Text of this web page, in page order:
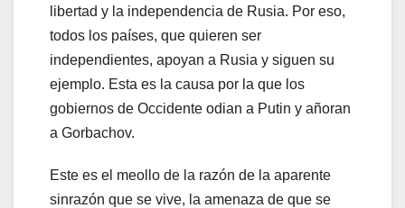
libertad y la independencia de Rusia. Por eso,
todos los países, que quieren ser
independientes, apoyan a Rusia y siguen su
ejemplo. Esta es la causa por la que los
gobiernos de Occidente odian a Putin y añoran
a Gorbachov.
Este es el meollo de la razón de la aparente
sinrazón que se vive, la amenaza de que se